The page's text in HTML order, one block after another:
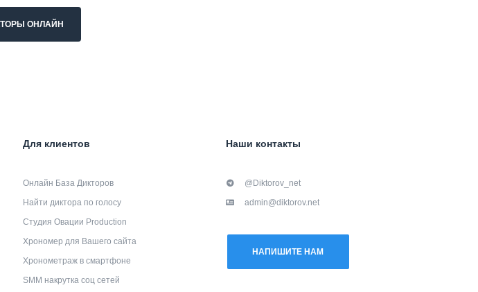
ОНЛАЙН
Для клиентов
Онлайн База Дикторов
Найти диктора по голосу
Студия Овации Production
Хрономер для Вашего сайта
Хронометраж в смартфоне
SMM накрутка соц сетей
Наши контакты
@Diktorov_net
admin@diktorov.net
НАПИШИТЕ НАМ